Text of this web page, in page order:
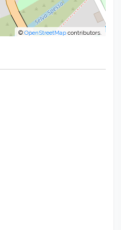
©OpenStreetMap contributors.